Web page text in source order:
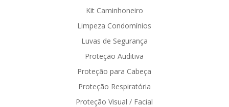
Kit Caminhoneiro
Limpeza Condomínios
Luvas de Segurança
Proteção Auditiva
Proteção para Cabeça
Proteção Respiratória
Proteção Visual / Facial